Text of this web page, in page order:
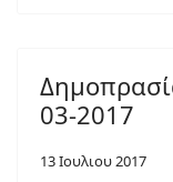
03-2017
13 Ιουλιου 2017